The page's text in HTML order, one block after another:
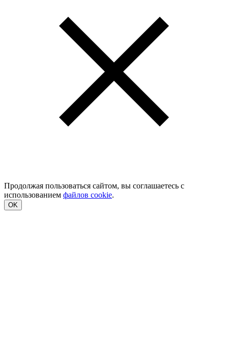
Продолжая пользоваться сайтом, вы соглашаетесь с
использованием файлов cookie.
OK